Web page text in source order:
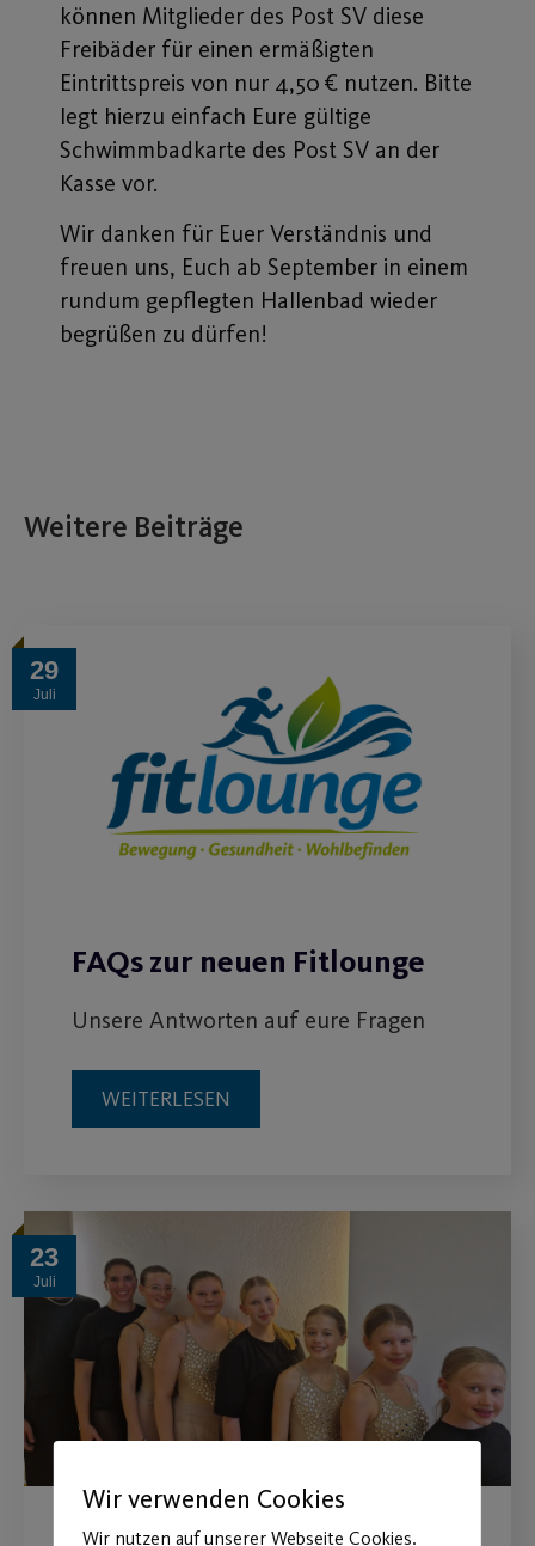
können Mitglieder des Post SV diese
Freibäder für einen ermäßigten
Eintrittspreis von nur 4,50 € nutzen. Bitte
legt hierzu einfach Eure gültige
Schwimmbadkarte des Post SV an der
Kasse vor.
Wir danken für Euer Verständnis und
freuen uns, Euch ab September in einem
rundum gepflegten Hallenbad wieder
begrüßen zu dürfen!
Weitere Beiträge
29
Juli
FAQs zur neuen Fitlounge
Unsere Antworten auf eure Fragen
WEITERLESEN
23
Juli
Wir verwenden Cookies
Wir nutzen auf unserer Webseite Cookies.